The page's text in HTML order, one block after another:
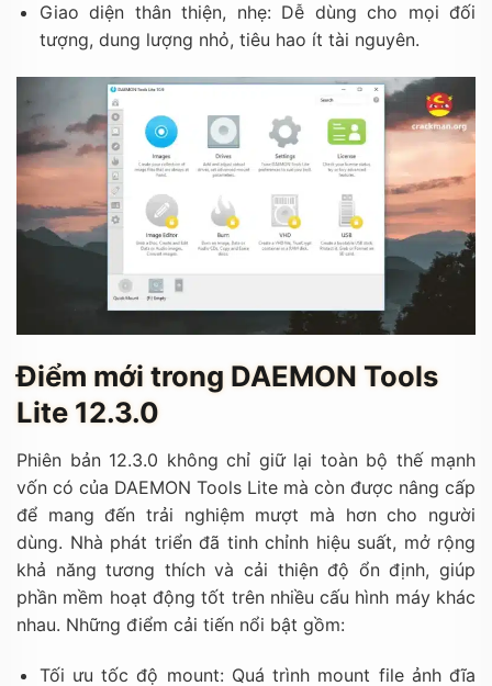
Giao diện thân thiện, nhẹ: Dễ dùng cho mọi đối
tượng, dung lượng nhỏ, tiêu hao ít tài nguyên.
Điểm mới trong DAEMON Tools
Lite 12.3.0
Phiên bản 12.3.0 không chỉ giữ lại toàn bộ thế mạnh
vốn có của DAEMON Tools Lite mà còn được nâng cấp
để mang đến trải nghiệm mượt mà hơn cho người
dùng. Nhà phát triển đã tinh chỉnh hiệu suất, mở rộng
khả năng tương thích và cải thiện độ ổn định, giúp
phần mềm hoạt động tốt trên nhiều cấu hình máy khác
nhau. Những điểm cải tiến nổi bật gồm:
Tối ưu tốc độ mount: Quá trình mount file ảnh đĩa